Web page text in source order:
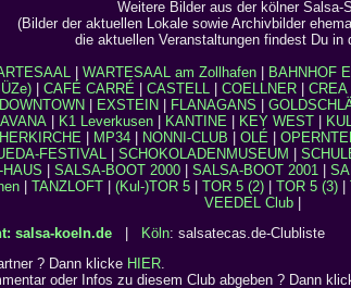
Weitere Bilder aus der kölner Salsa-
(Bilder der aktuellen Lokale sowie Archivbilder
die aktuellen Veranstaltungen findest Du in
| WARTESAAL am Zollhafen| BAHNHOF
CAFÉ CARRÉ CASTELL COELLNER CREA
DOWNTOWN EXSTEIN FLANAGANS
K1 Leverkusen KANTINE KEY WEST
MP34 NONNI-CLUB OLÉ
FESTIVAL| SCHOKOLADENMUSEUM
SALSA-BOOT 2000 SALSA-BOOT 2001
| TANZLOFT| (Kul-)TOR 5| TOR 5 (2)| TOR 5 (3)|
VEEDEL Club
salsa-koeln.de Köln: salsatecas.de-Clubliste
? Dann klicke HIER.
oder Infos zu diesem Club abgeben ? Dann